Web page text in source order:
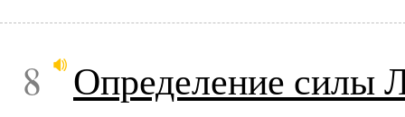
8 Определение силы